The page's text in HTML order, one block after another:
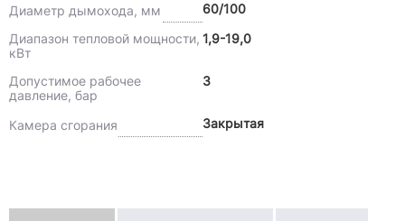
Диаметр дымохода, мм
60/100
Диапазон тепловой мощности,
кВт
1,9-19,0
Допустимое рабочее
давление, бар
3
Камера сгорания Закрытая